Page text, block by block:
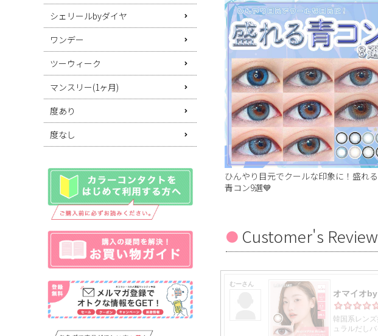
シェリールbyダイヤ
ワンデー
ツーウィーク
マンスリー(1ヶ月)
度あり
度なし
ひんやり目元でクールな印象に！盛れる
青コン9選💙
Customer's Review